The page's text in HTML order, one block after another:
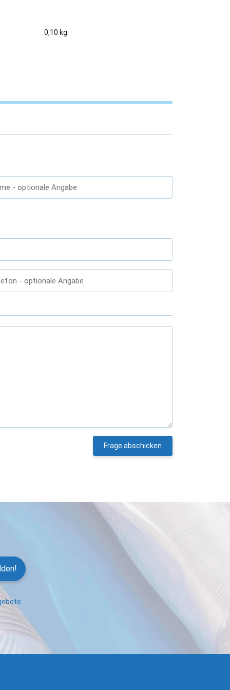
0,10 kg
- optionale Angabe
- optionale Angabe
Frage abschicken